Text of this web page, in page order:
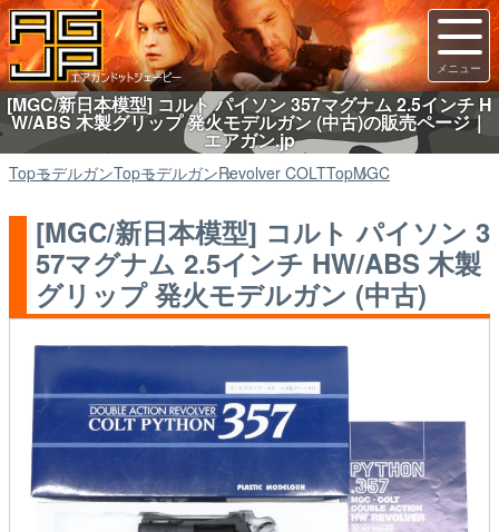
[MGC/新日本模型] コルト パイソン 357マグナム 2.5インチ H
W/ABS 木製グリップ 発火モデルガン (中古)の販売ページ｜
エアガン.jp
TopモデルガンTopモデルガンRevolver COLTTopMGC
[MGC/新日本模型] コルト パイソン 3
57マグナム 2.5インチ HW/ABS 木製
グリップ 発火モデルガン (中古)